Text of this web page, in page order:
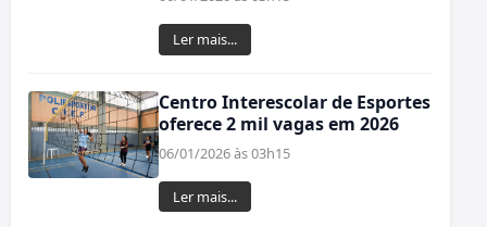
Ler mais...
Centro Interescolar de Esportes
oferece 2 mil vagas em 2026
06/01/2026 às 03h15
Ler mais...